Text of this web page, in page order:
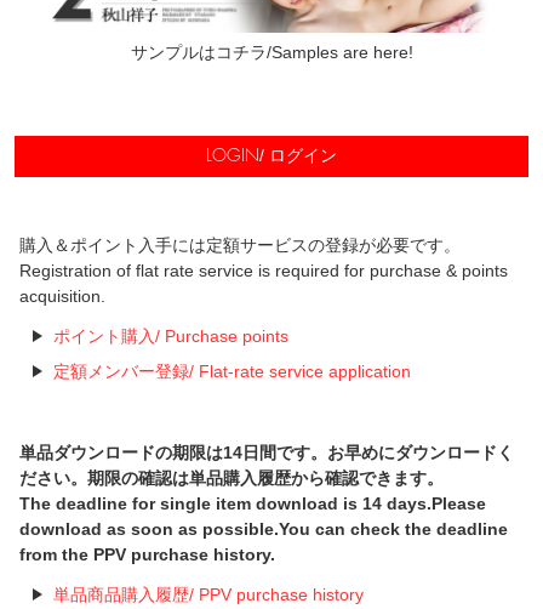
サンプルはコチラ/Samples are here!
LOGIN/ ログイン
購入＆ポイント入手には定額サービスの登録が必要です。
Registration of flat rate service is required for purchase & points
acquisition.
ポイント購入/ Purchase points
定額メンバー登録/ Flat-rate service application
単品ダウンロードの期限は14日間です。お早めにダウンロードく
ださい。期限の確認は単品購入履歴から確認できます。
The deadline for single item download is 14 days.Please
download as soon as possible.You can check the deadline
from the PPV purchase history.
単品商品購入履歴/ PPV purchase history